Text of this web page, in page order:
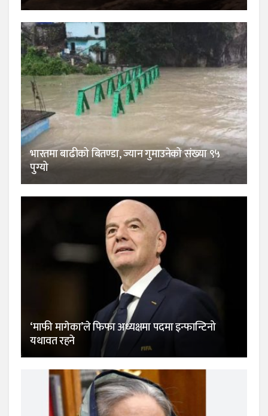
भारतमा बाढीको बितण्डा, ज्यान गुमाउनेको संख्या ९५
पुग्यो
‘माफी मागेका’ले फिफा अध्यक्षमा पदमा इन्फान्टिनो
यथावत रहने